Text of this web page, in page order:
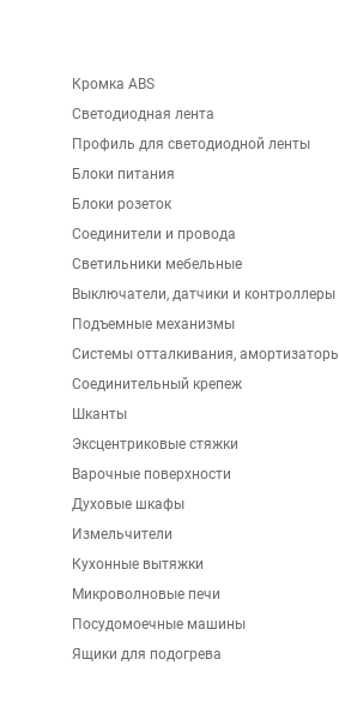
Кромка ABS
Светодиодная лента
Профиль для светодиодной ленты
Блоки питания
Блоки розеток
Соединители и провода
Светильники мебельные
Выключатели, датчики и контроллеры
Подъемные механизмы
Системы отталкивания,
Соединительный крепеж
Шканты
Эксцентриковые стяжки
Варочные поверхности
Духовые шкафы
Измельчители
Кухонные вытяжки
Микроволновые печи
Посудомоечные машины
Ящики для подогрева